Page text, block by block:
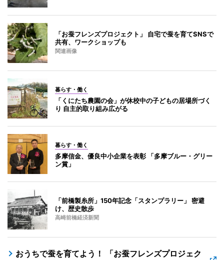
「お蚕フレンズプロジェクト」 自宅で蚕を育てSNSで
共有、ワークショップも
関連画像
暮らす・働く
「くにたち農園の会」が休校中の子どもの居場所づく
り 自主的取り組み広がる
暮らす・働く
多摩信金、優良中小企業を表彰 「多摩ブルー・グリー
ン賞」
「前橋製糸所」150年記念「スタンプラリー」 密避
け、歴史散歩
高崎前橋経済新聞
おうちで蚕を育てよう！ 「お蚕フレンズプロジェク